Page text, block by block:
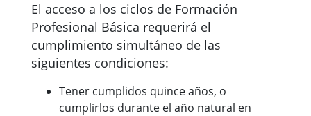
El acceso a los ciclos de Formación
Profesional Básica requerirá el
cumplimiento simultáneo de las
siguientes condiciones:
Tener cumplidos quince años, o
cumplirlos durante el año natural en